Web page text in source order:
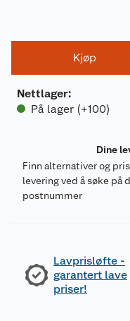
Kjøp
Nettlager:
På lager (+100)
Dine
Finn alternativer og
levering ved å søke på
postnummer
Lavprisløfte -
garantert lave
priser!